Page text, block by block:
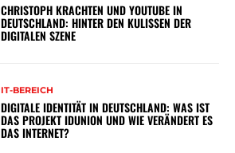
CHRISTOPH KRACHTEN UND YOUTUBE IN
DEUTSCHLAND: HINTER DEN KULISSEN DER
DIGITALEN SZENE
IT-BEREICH
DIGITALE IDENTITÄT IN DEUTSCHLAND: WAS IST
DAS PROJEKT IDUNION UND WIE VERÄNDERT ES
DAS INTERNET?